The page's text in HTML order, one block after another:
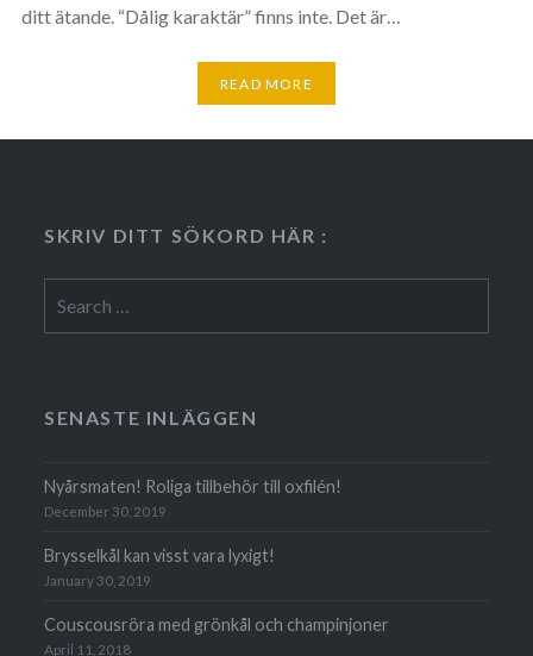
ditt ätande. “Dålig karaktär” finns inte. Det är…
READ MORE
SKRIV DITT SÖKORD HÄR :
for:
SENASTE INLÄGGEN
Nyårsmaten! Roliga tillbehör till oxfilén!
December 30, 2019
Brysselkål kan visst vara lyxigt!
January 30, 2019
Couscousröra med grönkål och champinjoner
April 11, 2018